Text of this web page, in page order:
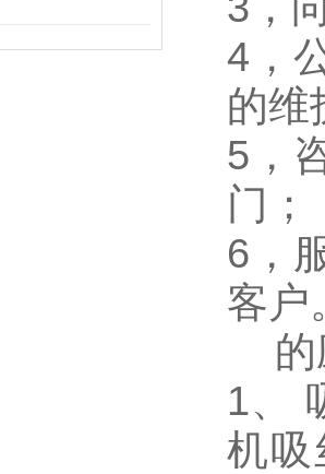
4，
的维
5，
门；
6，
客户
1、
机吸